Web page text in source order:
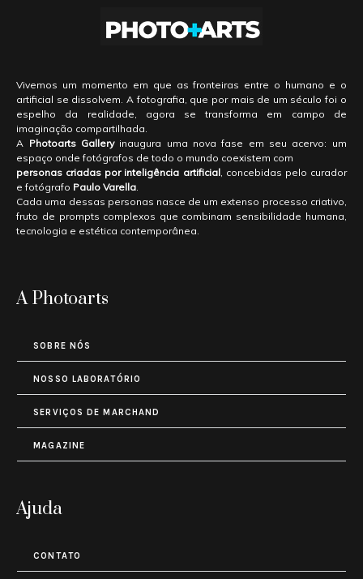
Vivemos um momento em que as fronteiras entre o humano e o
artificial se dissolvem. A fotografia, que por mais de um século foi o
espelho da realidade, agora se transforma em campo de
imaginação compartilhada.
A Photoarts Galleryinaugura uma nova fase em seu acervo: um
espaço onde fotógrafos de todo o mundo coexistem com
personas criadas por inteligência artificial, concebidas pelo curador
e fotógrafo Paulo Varella
Cada uma dessas personas nasce de um extenso processo criativo,
fruto de prompts complexos que combinam sensibilidade humana,
tecnologia e estética contemporânea.
A Photoarts
SOBRE NÓS
NOSSO LABORATÓRIO
SERVIÇOS DE MARCHAND
MAGAZINE
Ajuda
CONTATO